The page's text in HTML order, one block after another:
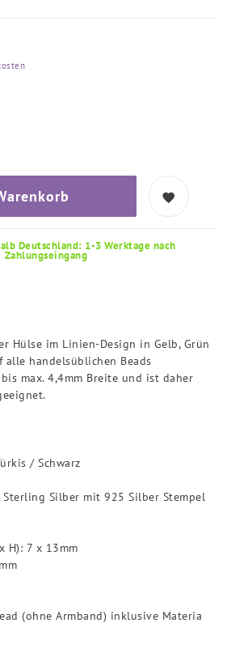
Deutschland: 1-3 Werktage nach
Zahlungseingang
Hülse im Linien-Design in Gelb, Grün
alle handelsüblichen Beads
max. 4,4mm Breite und ist daher
/ Schwarz
Silber mit 925 Silber Stempel
H): 7 x 13mm
(ohne Armband) inklusive Materia